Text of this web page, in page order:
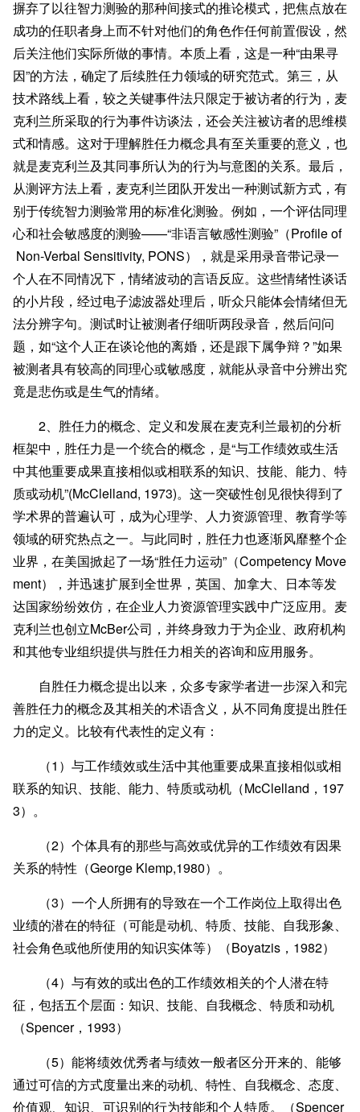
摒弃了以往智力测验的那种间接式的推论模式，把焦点放在
成功的任职者身上而不针对他们的角色作任何前置假设，然
后关注他们实际所做的事情。本质上看，这是一种“由果寻
因”的方法，确定了后续胜任力领域的研究范式。第三，从
技术路线上看，较之关键事件法只限定于被访者的行为，麦
克利兰所采取的行为事件访谈法，还会关注被访者的思维模
式和情感。这对于理解胜任力概念具有至关重要的意义，也
就是麦克利兰及其同事所认为的行为与意图的关系。最后，
从测评方法上看，麦克利兰团队开发出一种测试新方式，有
别于传统智力测验常用的标准化测验。例如，一个评估同理
心和社会敏感度的测验——“非语言敏感性测验”（Profile of
Non-Verbal Sensitivity, PONS），就是采用录音带记录一
个人在不同情况下，情绪波动的言语反应。这些情绪性谈话
的小片段，经过电子滤波器处理后，听众只能体会情绪但无
法分辨字句。测试时让被测者仔细听两段录音，然后问问
题，如“这个人正在谈论他的离婚，还是跟下属争辩？”如果
被测者具有较高的同理心或敏感度，就能从录音中分辨出究
竟是悲伤或是生气的情绪。
2、胜任力的概念、定义和发展在麦克利兰最初的分析
框架中，胜任力是一个统合的概念，是“与工作绩效或生活
中其他重要成果直接相似或相联系的知识、技能、能力、特
质或动机”(McClelland, 1973)。这一突破性创见很快得到了
学术界的普遍认可，成为心理学、人力资源管理、教育学等
领域的研究热点之一。与此同时，胜任力也逐渐风靡整个企
业界，在美国掀起了一场“胜任力运动”（Competency Move
ment），并迅速扩展到全世界，英国、加拿大、日本等发
达国家纷纷效仿，在企业人力资源管理实践中广泛应用。麦
克利兰也创立McBer公司，并终身致力于为企业、政府机构
和其他专业组织提供与胜任力相关的咨询和应用服务。
自胜任力概念提出以来，众多专家学者进一步深入和完
善胜任力的概念及其相关的术语含义，从不同角度提出胜任
力的定义。比较有代表性的定义有：
（1）与工作绩效或生活中其他重要成果直接相似或相
联系的知识、技能、能力、特质或动机（McClelland，197
3）。
（2）个体具有的那些与高效或优异的工作绩效有因果
关系的特性（George Klemp,1980）。
（3）一个人所拥有的导致在一个工作岗位上取得出色
业绩的潜在的特征（可能是动机、特质、技能、自我形象、
社会角色或他所使用的知识实体等）（Boyatzis，1982）
（4）与有效的或出色的工作绩效相关的个人潜在特
征，包括五个层面：知识、技能、自我概念、特质和动机
（Spencer，1993）
（5）能将绩效优秀者与绩效一般者区分开来的、能够
通过可信的方式度量出来的动机、特性、自我概念、态度、
价值观、知识、可识别的行为技能和个人特质。（Spencer